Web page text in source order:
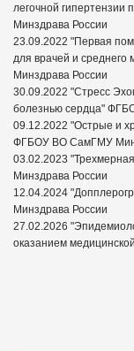
легочной
Минздрава России
23.09.2022 "Первая
для врачей и
Минздрава России
30.09.2022 "Стресс
болезнью сердца"
09.12.2022 "Острые и
ФГБОУ ВО СамГМУ
03.02.2023
Минздрава России
12.04.2024
Минздрава России
27.02.2026
оказанием